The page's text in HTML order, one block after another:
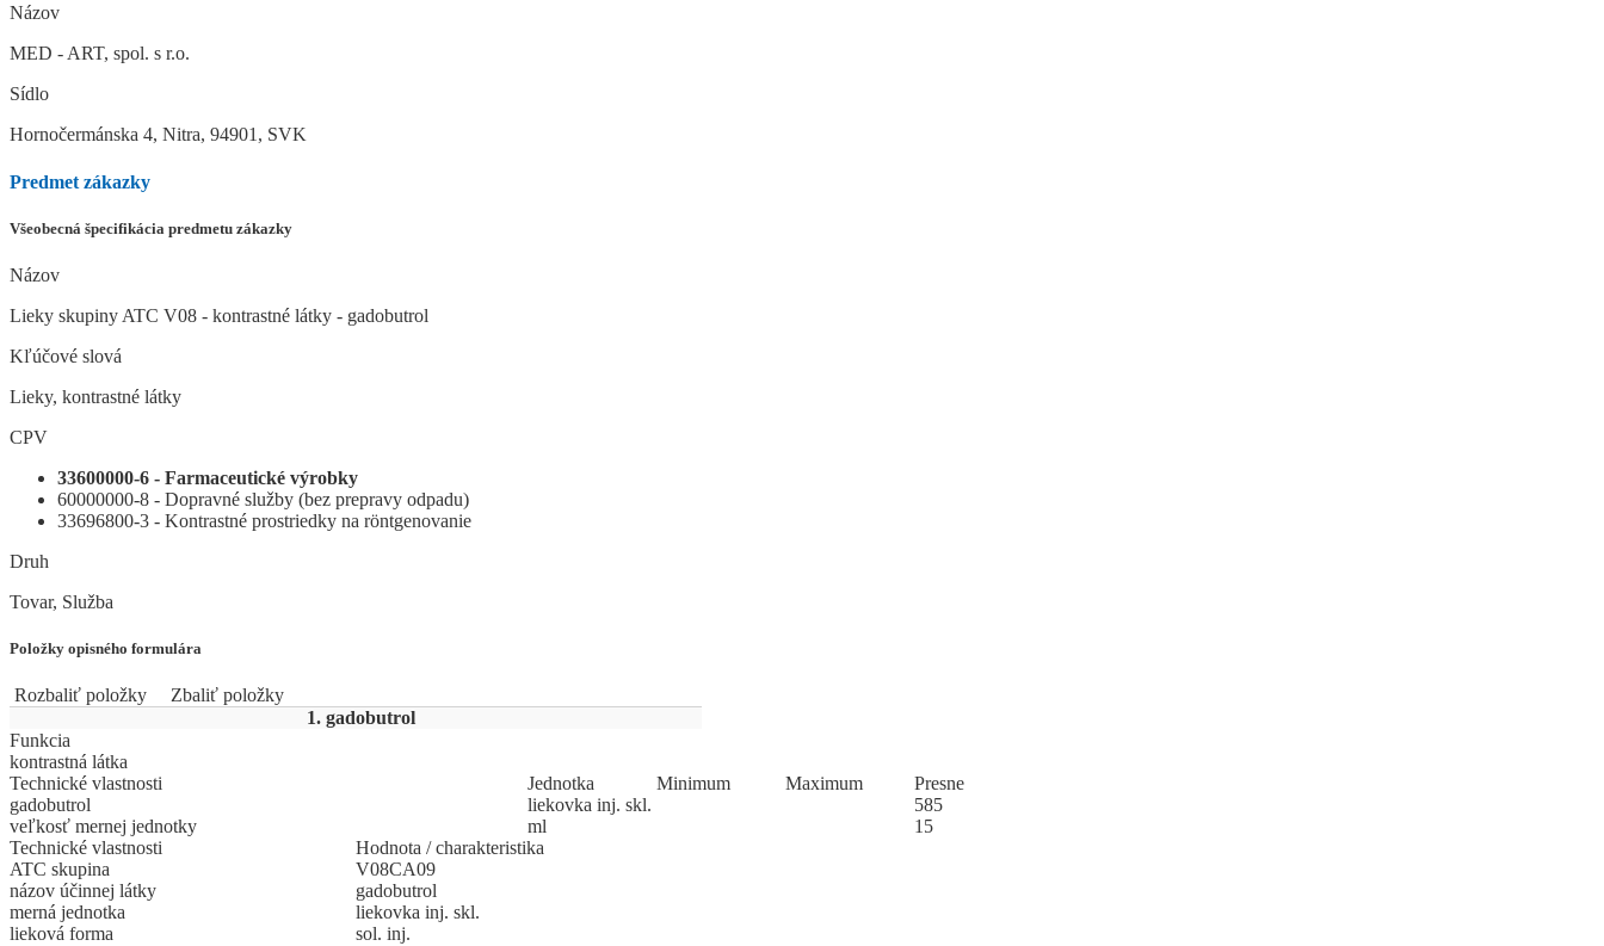
Názov
MED - ART, spol. s r.o.
Sídlo
Hornočermánska 4, Nitra, 94901, SVK
Predmet zákazky
Všeobecná špecifikácia predmetu zákazky
Názov
Lieky skupiny ATC V08 - kontrastné látky - gadobutrol
Kľúčové slová
Lieky, kontrastné látky
CPV
33600000-6 - Farmaceutické výrobky
60000000-8 - Dopravné služby (bez prepravy odpadu)
33696800-3 - Kontrastné prostriedky na röntgenovanie
Druh
Tovar, Služba
Položky opisného formulára
Rozbaliť položky
Zbaliť položky
1. gadobutrol
Funkcia
kontrastná látka
Technické vlastnosti
Jed­not­ka Mi­ni­mum Ma­xi­mum Pres­ne
gadobutrol
liekovka inj. skl.
585
veľkosť mernej jednotky
ml
15
Technické vlastnosti
Hodnota / charakteristika
ATC skupina
V08CA09
názov účinnej látky
gadobutrol
merná jednotka
liekovka inj. skl.
lieková forma
sol. inj.